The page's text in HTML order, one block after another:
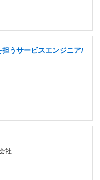
うサービスエンジニア/
社